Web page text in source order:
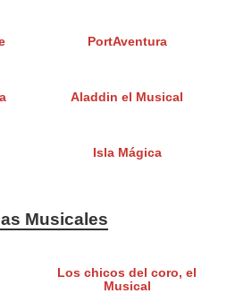
PortAventura
Aladdin el Musical
Isla Mágica
Musicales
Los chicos del coro, el
Musical